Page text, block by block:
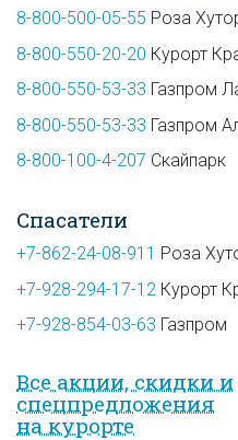
8-800-500-05-55 Роза
8-800-550-20-20 Курорт
8-800-550-53-33 Газпром
8-800-550-53-33 Газпром
8-800-100-4-207 Скайпарк
Спасатели
+7-862-24-08-911 Роза
+7-928-294-17-12 Курорт
+7-928-854-03-63 Газпром
Все акции, скидки и
спец­предложе­ния
на курорте